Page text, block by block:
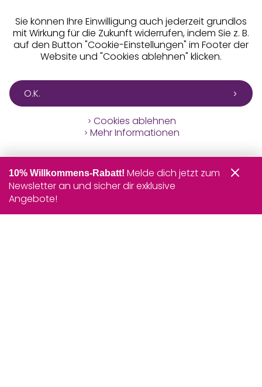
Sie können Ihre Einwilligung auch jederzeit grundlos
mit Wirkung für die Zukunft widerrufen, indem Sie z. B.
auf den Button "Cookie-Einstellungen" im Footer der
Website und "Cookies ablehnen" klicken.
O.K.
Cookies ablehnen
Mehr Informationen
10% Willkommens-Rabatt! Melde dich jetzt zum
Newsletter an und sicher dir exklusive
Angebote!